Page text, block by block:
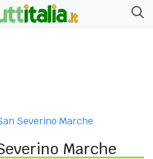
Severino Marche
Marche